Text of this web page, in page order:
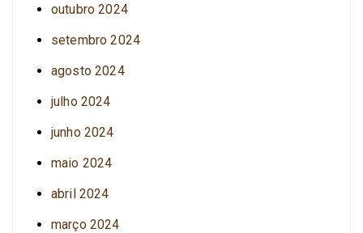
outubro 2024
setembro 2024
agosto 2024
julho 2024
junho 2024
maio 2024
abril 2024
março 2024